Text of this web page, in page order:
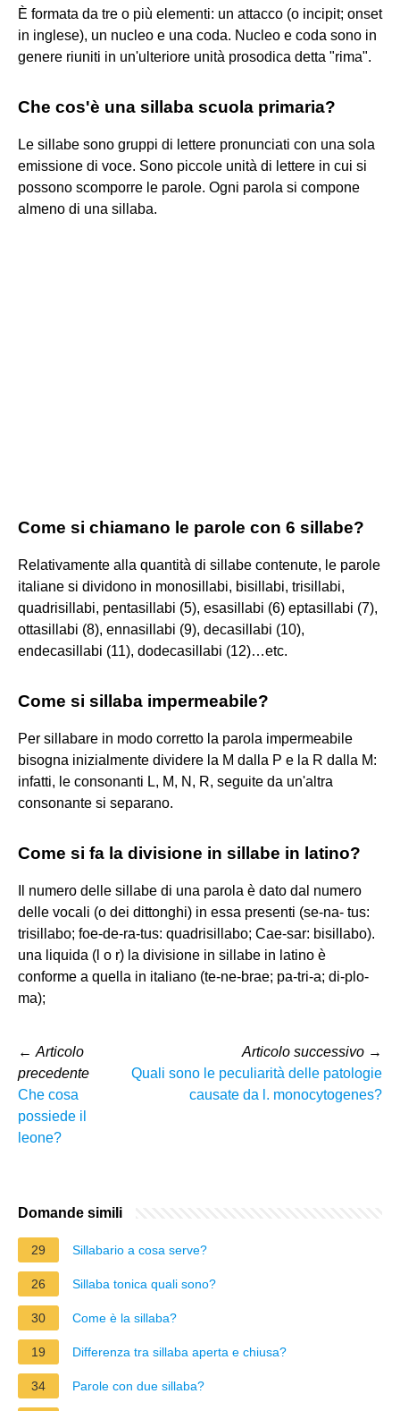
È formata da tre o più elementi: un attacco (o incipit; onset
in inglese), un nucleo e una coda. Nucleo e coda sono in
genere riuniti in un'ulteriore unità prosodica detta "rima".
Che cos'è una sillaba scuola primaria?
Le sillabe sono gruppi di lettere pronunciati con una sola
emissione di voce. Sono piccole unità di lettere in cui si
possono scomporre le parole. Ogni parola si compone
almeno di una sillaba.
Come si chiamano le parole con 6 sillabe?
Relativamente alla quantità di sillabe contenute, le parole
italiane si dividono in monosillabi, bisillabi, trisillabi,
quadrisillabi, pentasillabi (5), esasillabi (6) eptasillabi (7),
ottasillabi (8), ennasillabi (9), decasillabi (10),
endecasillabi (11), dodecasillabi (12)…etc.
Come si sillaba impermeabile?
Per sillabare in modo corretto la parola impermeabile
bisogna inizialmente dividere la M dalla P e la R dalla M:
infatti, le consonanti L, M, N, R, seguite da un'altra
consonante si separano.
Come si fa la divisione in sillabe in latino?
Il numero delle sillabe di una parola è dato dal numero
delle vocali (o dei dittonghi) in essa presenti (se-na- tus:
trisillabo; foe-de-ra-tus: quadrisillabo; Cae-sar: bisillabo).
una liquida (l o r) la divisione in sillabe in latino è
conforme a quella in italiano (te-ne-brae; pa-tri-a; di-plo-
ma);
← Articolo
precedente
Che cosa
possiede il
leone?
Articolo successivo →
Quali sono le peculiarità delle patologie
causate da l. monocytogenes?
Domande simili
29 Sillabario a cosa serve?
26 Sillaba tonica quali sono?
30 Come è la sillaba?
19 Differenza tra sillaba aperta e chiusa?
34 Parole con due sillaba?